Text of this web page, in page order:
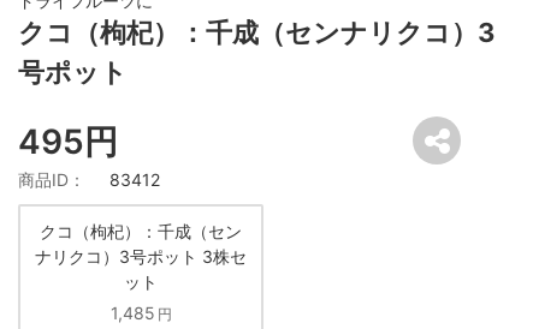
クコ（枸杞）：千成（センナリクコ）3
号ポット
495円
商品ID： 83412
クコ（枸杞）：千成（セン
ナリクコ）3号ポット 3株セ
ット
1,485 円